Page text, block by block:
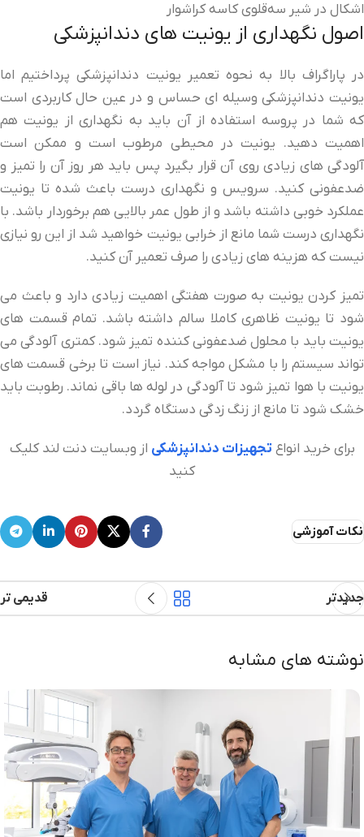
اشکال در شیر سه‌قلوی کاسه کراشوار
اصول نگهداری از یونیت های دندانپزشکی
در پاراگراف بالا به نحوه تعمیر یونیت دندانپزشکی پرداختیم اما
یونیت دندانپزشکی وسیله ای حساس و در عین حال کاربردی است
که شما در پروسه استفاده از آن باید به نگهداری از یونیت هم
اهمیت دهید. یونیت در محیطی مرطوب است و ممکن است
آلودگی های زیادی روی آن قرار بگیرد پس باید هر روز آن را تمیز و
ضدعفونی کنید. سرویس و نگهداری درست باعث شده تا یونیت
عملکرد خوبی داشته باشد و از طول عمر بالایی هم برخوردار باشد. با
نگهداری درست شما مانع از خرابی یونیت خواهید شد از این رو نیازی
نیست که هزینه های زیادی را صرف تعمیر آن کنید.
تمیز کردن یونیت به صورت هفتگی اهمیت زیادی دارد و باعث می
شود تا یونیت ظاهری کاملا سالم داشته باشد. تمام قسمت های
یونیت باید با محلول ضدعفونی کننده تمیز شود. کمتری آلودگی می
تواند سیستم را با مشکل مواجه کند. نیاز است تا برخی قسمت های
یونیت با هوا تمیز شود تا آلودگی در لوله ها باقی نماند. رطوبت باید
خشک شود تا مانع از زنگ زدگی دستگاه گردد.
برای خرید انواعتجهیزات دندانپزشکی از وبسایت دنت لند کلیک
کنید
نکات آموزشی
جدیدتر قدیمی تر
نوشته های مشابه